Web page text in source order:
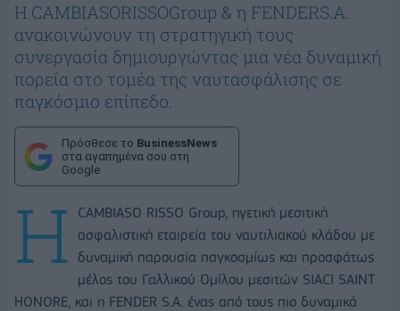
Η CAMBIASORISSOGroup & η FENDERS.A.
ανακοινώνουν τη στρατηγική τους
συνεργασία δημιουργώντας μια νέα δυναμική
πορεία στο τομέα της ναυτασφάλισης σε
παγκόσμιο επίπεδο.
Πρόσθεσε το BusinessNews
στα αγαπημένα σου στη
Google
Η
CAMBIASO RISSO Group, ηγετική μεσιτική
ασφαλιστική εταιρεία του ναυτιλιακού κλάδου με
δυναμική παρουσία παγκοσμίως και προσφάτως
μέλος του Γαλλικού Ομίλου μεσιτών SIACI SAINT
HONORE, και η FENDER S.A. ένας από τους πιο δυναμικά